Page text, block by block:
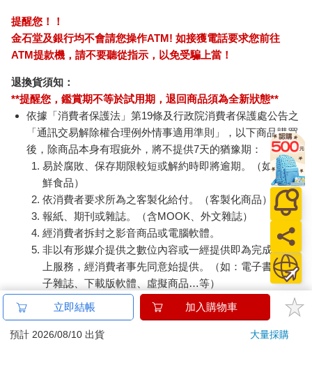
提醒您！！
金石堂及銀行均不會請您操作ATM! 如接獲電話要求您前往
ATM提款機，請不要聽從指示，以免受騙上當！
退換貨須知：
**提醒您，鑑賞期不等於試用期，退回商品須為全新狀態**
依據「消費者保護法」第19條及行政院消費者保護處公告之
「通訊交易解除權合理例外情事適用準則」，以下商品購買
後，除商品本身有瑕疵外，將不提供7天的猶豫期：
易於腐敗、保存期限較短或解約時即將逾期。（如：生
鮮食品）
依消費者要求所為之客製化給付。（客製化商品）
報紙、期刊或雜誌。（含MOOK、外文雜誌）
經消費者拆封之影音商品或電腦軟體。
非以有形媒介提供之數位內容或一經提供即為完成之線
上服務，經消費者事先同意始提供。（如：電子書、電
子雜誌、下載版軟體、虛擬商品…等）
已拆封之個人衛生用品。（如：內衣褲、刮鬍刀、除毛
刀…等）
若非上列種類商品，均享有到貨7天的猶豫期（含例假
立即結帳 加入購物車
預計 2026/08/10 出貨 大量採購